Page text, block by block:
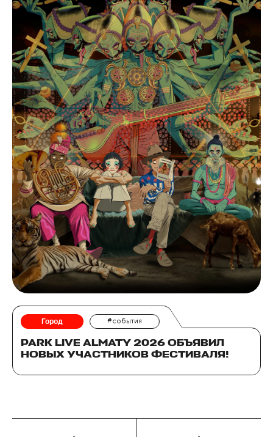
Город #события
PARK LIVE ALMATY 2026 ОБЪЯВИЛ
НОВЫХ УЧАСТНИКОВ ФЕСТИВАЛЯ!